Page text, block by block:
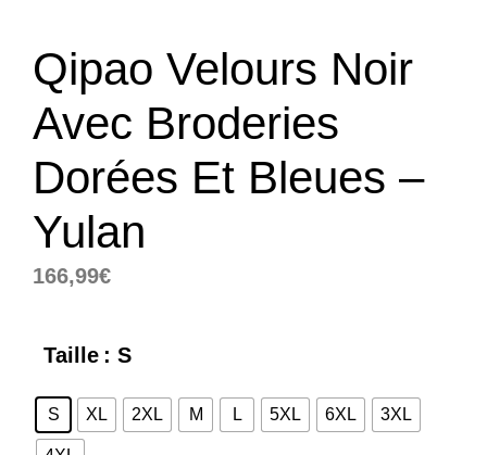
Qipao Velours Noir
Avec Broderies
Dorées Et Bleues –
Yulan
166,99€
Taille : S
S XL 2XL M L 5XL 6XL 3XL